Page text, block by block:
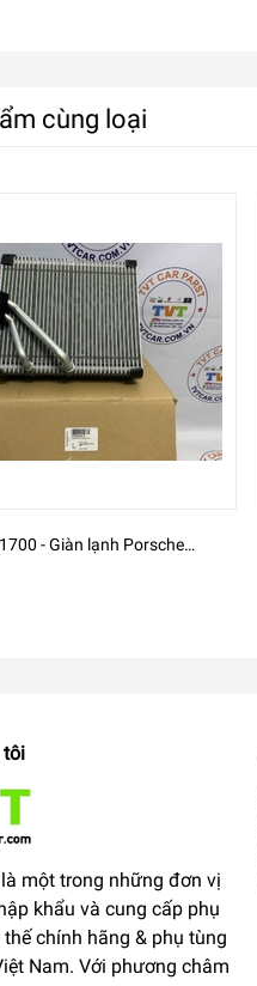
cùng loại
Porsche
tôi
là một trong những đơn vị
khẩu và cung cấp phụ
chính hãng & phụ tùng
Nam. Với phương châm